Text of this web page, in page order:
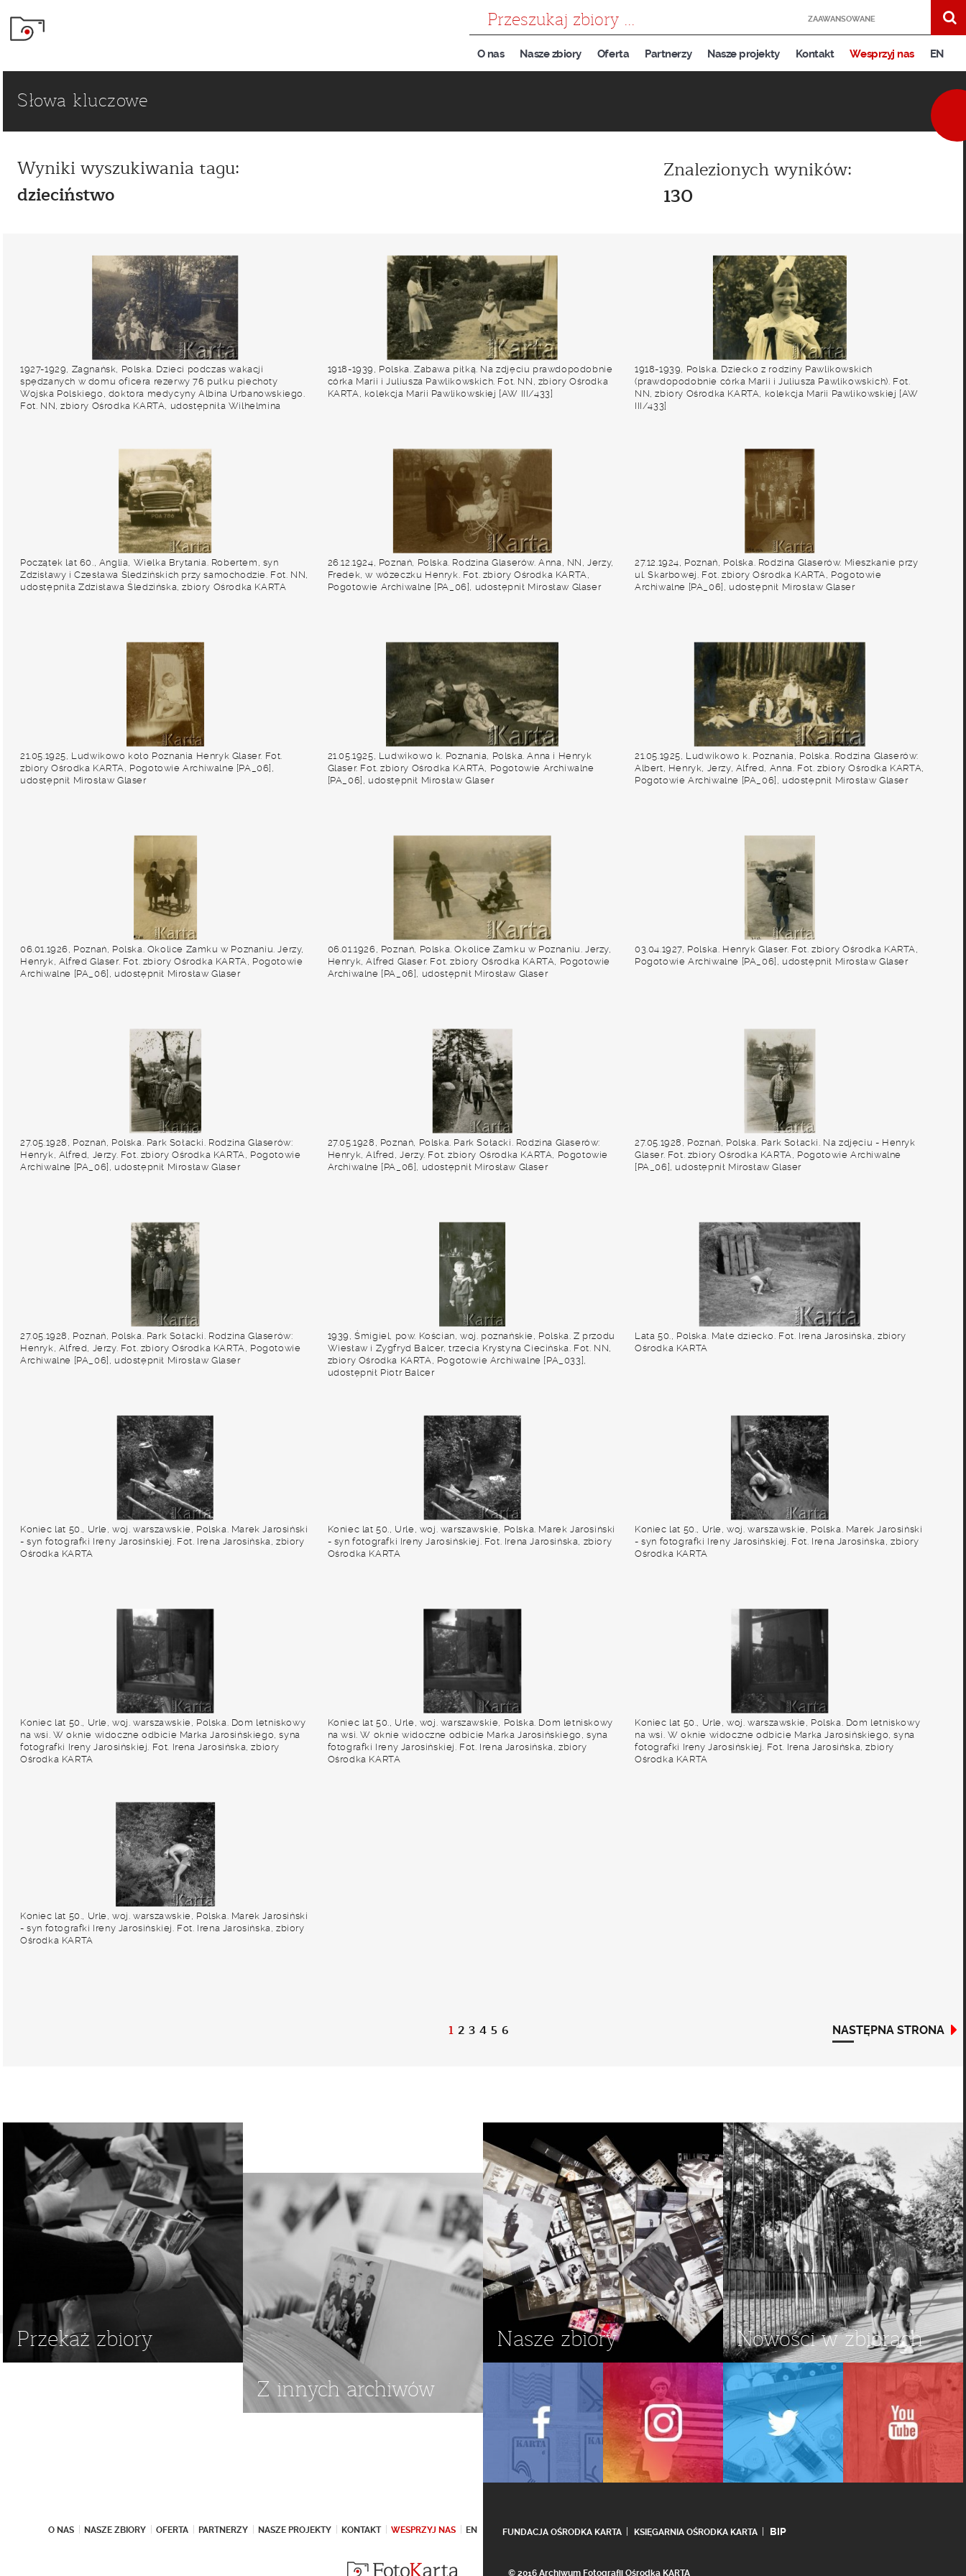
ZAAWANSOWANE
O nas Nasze zbiory Oferta Partnerzy Nasze projekty Kontakt Wesprzyj nas EN
Słowa kluczowe
Wyniki wyszukiwania tagu:
dzieciństwo
Znalezionych wyników:
130
1927-1929, Zagnańsk, Polska. Dzieci podczas wakacji
spędzanych w domu oficera rezerwy 76 pułku piechoty
Wojska Polskiego, doktora medycyny Albina Urbanowskiego.
Fot. NN, zbiory Ośrodka KARTA, udostępniła Wilhelmina
1918-1939, Polska. Zabawa piłką. Na zdjęciu prawdopodobnie
córka Marii i Juliusza Pawlikowskich. Fot. NN, zbiory Ośrodka
KARTA, kolekcja Marii Pawlikowskiej [AW III/433]
1918-1939, Polska. Dziecko z rodziny Pawlikowskich
(prawdopodobnie córka Marii i Juliusza Pawlikowskich). Fot.
NN, zbiory Ośrodka KARTA, kolekcja Marii Pawlikowskiej [AW
III/433]
Początek lat 60., Anglia, Wielka Brytania. Robertem, syn
Zdzisławy i Czesława Śledzińskich przy samochodzie. Fot. NN,
udostępniła Zdzisława Śledzińska, zbiory Ośrodka KARTA
26.12.1924, Poznań, Polska. Rodzina Glaserów. Anna, NN, Jerzy,
Fredek, w wózeczku Henryk. Fot. zbiory Ośrodka KARTA,
Pogotowie Archiwalne [PA_06], udostępnił Mirosław Glaser
27.12.1924, Poznań, Polska. Rodzina Glaserów. Mieszkanie przy
ul. Skarbowej. Fot. zbiory Ośrodka KARTA, Pogotowie
Archiwalne [PA_06], udostępnił Mirosław Glaser
21.05.1925, Ludwikowo koło Poznania Henryk Glaser. Fot.
zbiory Ośrodka KARTA, Pogotowie Archiwalne [PA_06],
udostępnił Mirosław Glaser
21.05.1925, Ludwikowo k. Poznania, Polska. Anna i Henryk
Glaser. Fot. zbiory Ośrodka KARTA, Pogotowie Archiwalne
[PA_06], udostępnił Mirosław Glaser
21.05.1925, Ludwikowo k. Poznania, Polska. Rodzina Glaserów:
Albert, Henryk, Jerzy, Alfred, Anna. Fot. zbiory Ośrodka KARTA,
Pogotowie Archiwalne [PA_06], udostępnił Mirosław Glaser
06.01.1926, Poznań, Polska. Okolice Zamku w Poznaniu. Jerzy,
Henryk, Alfred Glaser. Fot. zbiory Ośrodka KARTA, Pogotowie
Archiwalne [PA_06], udostępnił Mirosław Glaser
06.01.1926, Poznań, Polska. Okolice Zamku w Poznaniu. Jerzy,
Henryk, Alfred Glaser. Fot. zbiory Ośrodka KARTA, Pogotowie
Archiwalne [PA_06], udostępnił Mirosław Glaser
03.04.1927, Polska. Henryk Glaser. Fot. zbiory Ośrodka KARTA,
Pogotowie Archiwalne [PA_06], udostępnił Mirosław Glaser
27.05.1928, Poznań, Polska. Park Sołacki. Rodzina Glaserów:
Henryk, Alfred, Jerzy. Fot. zbiory Ośrodka KARTA, Pogotowie
Archiwalne [PA_06], udostępnił Mirosław Glaser
27.05.1928, Poznań, Polska. Park Sołacki. Rodzina Glaserów:
Henryk, Alfred, Jerzy. Fot. zbiory Ośrodka KARTA, Pogotowie
Archiwalne [PA_06], udostępnił Mirosław Glaser
27.05.1928, Poznań, Polska. Park Sołacki. Na zdjęciu - Henryk
Glaser. Fot. zbiory Ośrodka KARTA, Pogotowie Archiwalne
[PA_06], udostępnił Mirosław Glaser
27.05.1928, Poznań, Polska. Park Sołacki. Rodzina Glaserów:
Henryk, Alfred, Jerzy. Fot. zbiory Ośrodka KARTA, Pogotowie
Archiwalne [PA_06], udostępnił Mirosław Glaser
1939, Śmigiel, pow. Kościan, woj. poznańskie, Polska. Z przodu
Wiesław i Zygfryd Balcer, trzecia Krystyna Ciecińska. Fot. NN,
zbiory Ośrodka KARTA, Pogotowie Archiwalne [PA_033],
udostępnił Piotr Balcer
Lata 50., Polska. Małe dziecko. Fot. Irena Jarosińska, zbiory
Ośrodka KARTA
Koniec lat 50., Urle, woj. warszawskie, Polska. Marek Jarosiński
- syn fotografki Ireny Jarosińskiej. Fot. Irena Jarosińska, zbiory
Ośrodka KARTA
Koniec lat 50., Urle, woj. warszawskie, Polska. Marek Jarosiński
- syn fotografki Ireny Jarosińskiej. Fot. Irena Jarosińska, zbiory
Ośrodka KARTA
Koniec lat 50., Urle, woj. warszawskie, Polska. Marek Jarosiński
- syn fotografki Ireny Jarosińskiej. Fot. Irena Jarosińska, zbiory
Ośrodka KARTA
Koniec lat 50., Urle, woj. warszawskie, Polska. Dom letniskowy
na wsi. W oknie widoczne odbicie Marka Jarosińskiego, syna
fotografki Ireny Jarosińskiej. Fot. Irena Jarosińska, zbiory
Ośrodka KARTA
Koniec lat 50., Urle, woj. warszawskie, Polska. Dom letniskowy
na wsi. W oknie widoczne odbicie Marka Jarosińskiego, syna
fotografki Ireny Jarosińskiej. Fot. Irena Jarosińska, zbiory
Ośrodka KARTA
Koniec lat 50., Urle, woj. warszawskie, Polska. Dom letniskowy
na wsi. W oknie widoczne odbicie Marka Jarosińskiego, syna
fotografki Ireny Jarosińskiej. Fot. Irena Jarosińska, zbiory
Ośrodka KARTA
Koniec lat 50., Urle, woj. warszawskie, Polska. Marek Jarosiński
- syn fotografki Ireny Jarosińskiej. Fot. Irena Jarosińska, zbiory
Ośrodka KARTA
1 2 3 4 5 6 NASTĘPNA STRONA
Przekaż zbiory
Z innych archiwów
Nasze zbiory Nowości w zbiorach
O NAS NASZE ZBIORY OFERTA PARTNERZY NASZE PROJEKTY KONTAKT WESPRZYJ NAS EN FUNDACJA OŚRODKA KARTA KSIĘGARNIA OŚRODKA KARTA BIP
© 2016 Archiwum Fotografii Ośrodka KARTA